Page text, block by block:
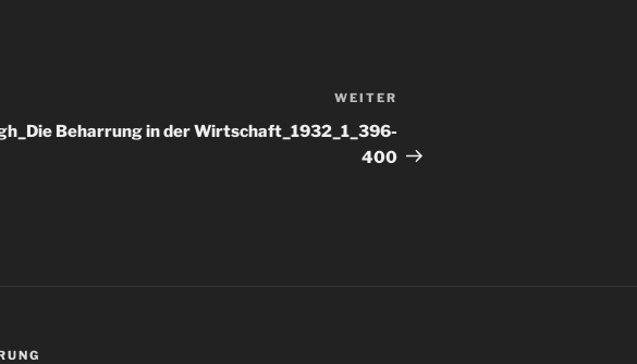
WEITER
Beharrung in der Wirtschaft_1932_1_396-
400